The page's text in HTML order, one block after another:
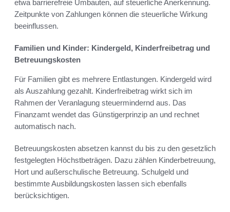
etwa barrierefreie Umbauten, auf steuerliche Anerkennung.
Zeitpunkte von Zahlungen können die steuerliche Wirkung
beeinflussen.
Familien und Kinder: Kindergeld, Kinderfreibetrag und
Betreuungs­kosten
Für Familien gibt es mehrere Entlastungen. Kindergeld wird
als Auszahlung gezahlt. Kinderfreibetrag wirkt sich im
Rahmen der Veranlagung steuermindernd aus. Das
Finanzamt wendet das Günstigerprinzip an und rechnet
automatisch nach.
Betreuungs­kosten absetzen kannst du bis zu den gesetzlich
festgelegten Höchstbeträgen. Dazu zählen Kinderbetreuung,
Hort und außerschulische Betreuung. Schulgeld und
bestimmte Ausbildungskosten lassen sich ebenfalls
berücksichtigen.